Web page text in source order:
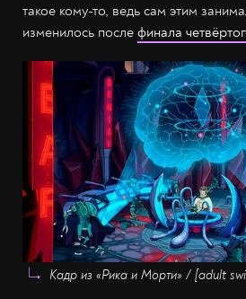
такое кому-то, ведь сам этим
изменилось после финала
Кадр из «Рика и Морти» / [adult